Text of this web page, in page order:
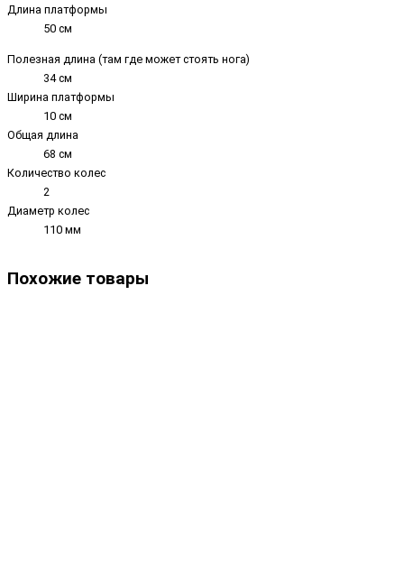
Длина платформы
50 см
Полезная длина (там где может стоять нога)
34 см
Ширина платформы
10 см
Общая длина
68 см
Количество колес
2
Диаметр колес
110 мм
Похожие товары